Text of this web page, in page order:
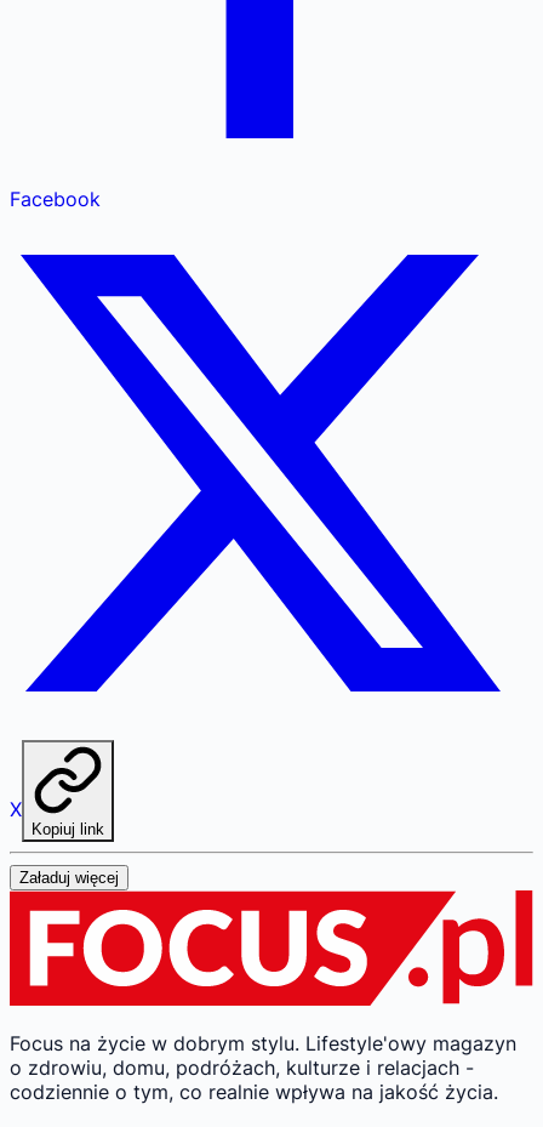
Facebook
X
Kopiuj link
Załaduj więcej
Focus na życie w dobrym stylu. Lifestyle'owy magazyn
o zdrowiu, domu, podróżach, kulturze i relacjach -
codziennie o tym, co realnie wpływa na jakość życia.